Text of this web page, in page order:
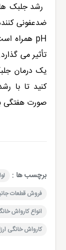
رشد جلبک
ضدعفونی
pH همراه
تأثیر می
یک درمان
کنید تا با
صورت هفتگی
برچسب ها :
فروش قطعات
انواع کارواش
کارواش خانگی